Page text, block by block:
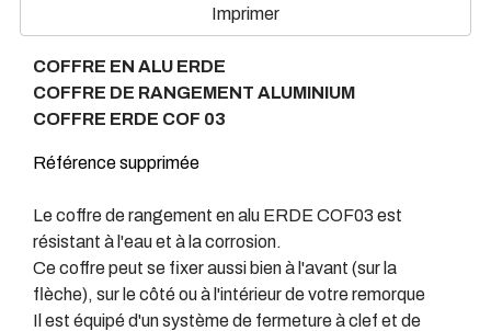
Imprimer
COFFRE EN ALU ERDE
COFFRE DE RANGEMENT ALUMINIUM
COFFRE ERDE COF 03
Référence supprimée
Le coffre de rangement en alu ERDE COF03 est
résistant à l'eau et à la corrosion.
Ce coffre peut se fixer aussi bien à l'avant (sur la
flèche), sur le côté ou à l'intérieur de votre remorque
Il est équipé d'un système de fermeture à clef et de